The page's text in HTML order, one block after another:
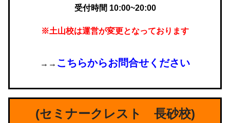
受付時間 10:00~20:00
※土山校は運営が変更となっております
→→ こちらからお問合せください
(セミナークレスト 長砂校)